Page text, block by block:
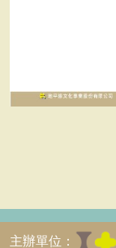
主辦單位：